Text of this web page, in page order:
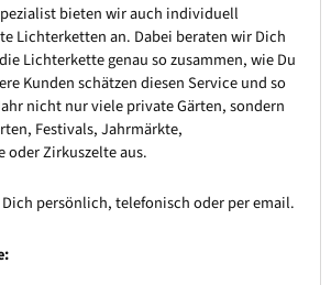
bieten wir auch individuell
Lichterketten an. Dabei beraten wir Dich
Lichterkette genau so zusammen, wie Du
Kunden schätzen diesen Service und so
nicht nur viele private Gärten, sondern
Festivals, Jahrmärkte,
oder Zirkuszelte aus.
persönlich, telefonisch oder per email.